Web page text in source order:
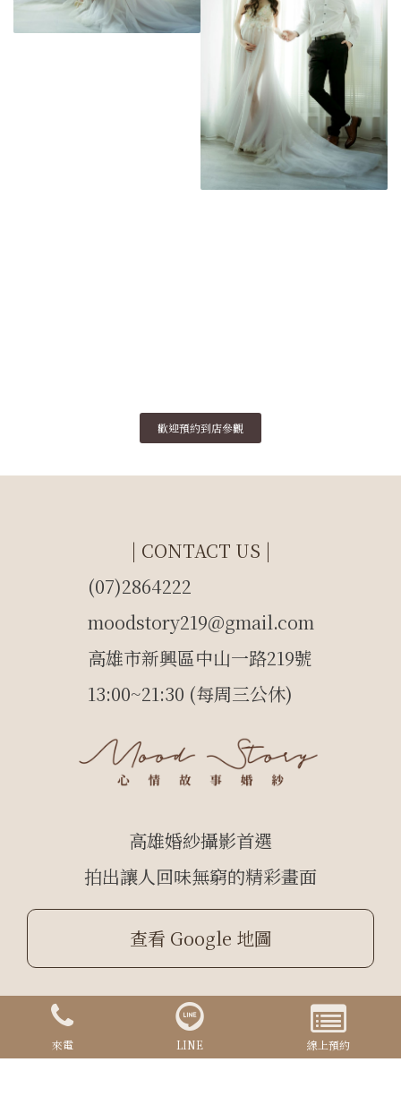
歡迎預約到店參觀
查看 Google 地圖
高雄婚紗攝影首選
拍出讓人回味無窮的精彩畫面
| CONTACT US |
(07)2864222
moodstory219@gmail.com
高雄市新興區中山一路219號
13:00~21:30 (每周三公休)
Copyrights © 2024 心情故事 All Rights Reserved.
Designed By
來電 LINE 線上預約